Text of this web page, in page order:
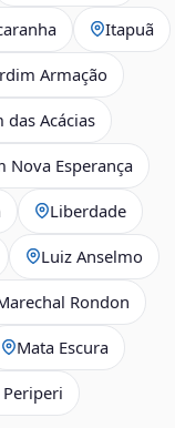
Itapuã
Armação
das Acácias
Nova Esperança
Liberdade
Luiz Anselmo
Rondon
Mata Escura